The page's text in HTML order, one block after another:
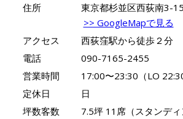
住所
東京都杉並区西荻南3-
>> GoogleMapで見る
アクセス
西荻窪駅から徒歩２分
電話
090-7165-2455
営業時間
17:00〜23:30（LO 22:30
定休日
日
坪数客数
7.5坪 11席（スタンデ